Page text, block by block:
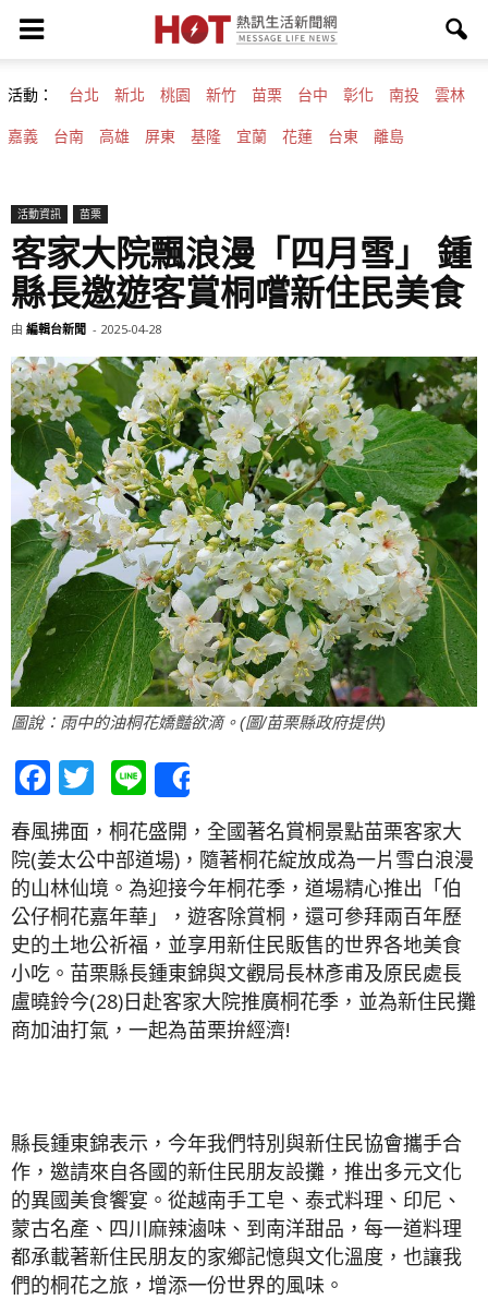
活動： 台北 新北 桃園 新竹 苗栗 台中 彰化 南投 雲林
嘉義 台南 高雄 屏東 基隆 宜蘭 花蓮 台東 離島
活動資訊 苗栗
客家大院飄浪漫「四月雪」 鍾
縣長邀遊客賞桐嚐新住民美食
由 編輯台新聞 - 2025-04-28
圖說：雨中的油桐花嬌豔欲滴。(圖/苗栗縣政府提供)
Facebook
Twitter
Line
春風拂面，桐花盛開，全國著名賞桐景點苗栗客家大
院(姜太公中部道場)，隨著桐花綻放成為一片雪白浪漫
的山林仙境。為迎接今年桐花季，道場精心推出「伯
公仔桐花嘉年華」，遊客除賞桐，還可參拜兩百年歷
史的土地公祈福，並享用新住民販售的世界各地美食
小吃。苗栗縣長鍾東錦與文觀局長林彥甫及原民處長
盧曉鈴今(28)日赴客家大院推廣桐花季，並為新住民攤
商加油打氣，一起為苗栗拚經濟!
縣長鍾東錦表示，今年我們特別與新住民協會攜手合
作，邀請來自各國的新住民朋友設攤，推出多元文化
的異國美食饗宴。從越南手工皂、泰式料理、印尼、
蒙古名產、四川麻辣滷味、到南洋甜品，每一道料理
都承載著新住民朋友的家鄉記憶與文化溫度，也讓我
們的桐花之旅，增添一份世界的風味。